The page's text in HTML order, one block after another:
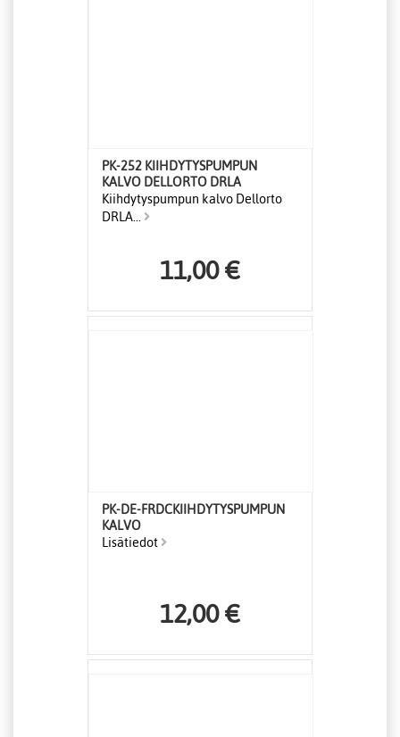
PK-252 KIIHDYTYSPUMPUN
KALVO DELLORTO DRLA
Kiihdytyspumpun kalvo Dellorto
DRLA...
11,00 €
PK-DE-FRDCKIIHDYTYSPUMPUN
KALVO
Lisätiedot
12,00 €